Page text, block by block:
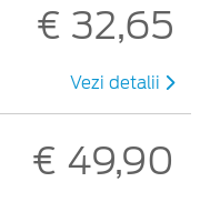
€ 32,65
Vezi detalii
€ 49,90